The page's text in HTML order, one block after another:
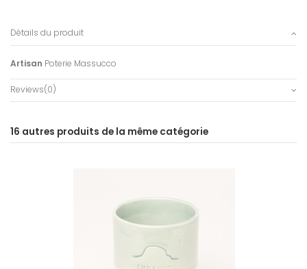
Détails du produit
Artisan Poterie Massucco
Reviews(0)
16 autres produits de la même catégorie